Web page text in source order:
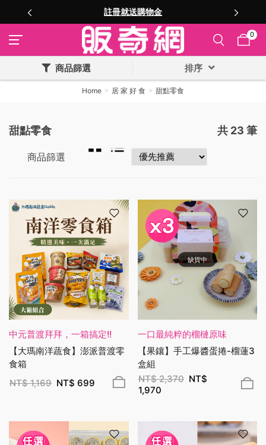
註冊就送購物金
0
商品篩選 排序
Home 居 家 好 食 甜點零食
甜點零食 共 23 筆
商品篩選
中元普渡拜拜，一箱搞定!!
【大瑪南洋蔬食】澎派普渡零
食箱
NT$1,169 NT$ 699
缺貨中
一口最純粹的榴槤原味
【果鑲】手工爆醬蛋捲-榴蓮3
盒組
NT$2,370 NT$
1,970